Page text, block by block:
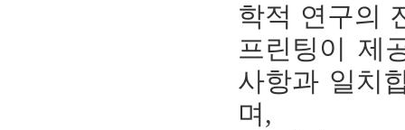
학적 연구의
프린팅이 제
사항과 일치
며,